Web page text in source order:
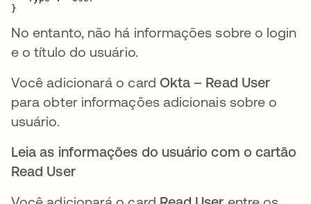
}
No entanto, não há informações sobre o login
e o título do usuário.
Você adicionará o card Okta – Read User
para obter informações adicionais sobre o
usuário.
Leia as informações do usuário com o cartão
Read User